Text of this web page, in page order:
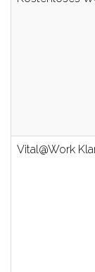
Vital@Work